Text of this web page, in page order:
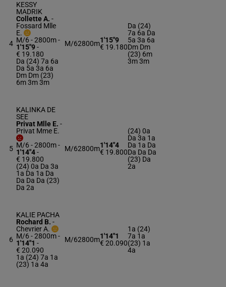
4
KESSY
MADRIK
Collette A. -
Fossard Mlle
E.
M/6 - 2800m-
1'15"9-
€ 19.180
Da (24) 7a 6a
Da 5a 3a 6a
Dm Dm (23)
6m 3m 3m
M/62800m1'15"9
€ 19.180
Da (24)
7a 6a Da
5a 3a 6a
Dm Dm
(23) 6m
3m 3m
5
KALINKA DE
SEE
Privat Mlle E. -
Privat Mme E.
M/6 - 2800m-
1'14"4-
€ 19.800
(24) 0a Da 3a
1a Da 1a Da
Da Da Da (23)
Da 2a
M/62800m1'14"4
€ 19.800
(24) 0a
Da 3a 1a
Da 1a Da
Da Da Da
(23) Da
2a
6
KALIE PACHA
Rochard B. -
Chevrier A.
M/6 - 2800m-
1'14"1 -
€ 20.090
1a (24) 7a 1a
(23) 1a 4a
M/62800m1'14"1
€ 20.090
1a (24)
7a 1a
(23) 1a
4a